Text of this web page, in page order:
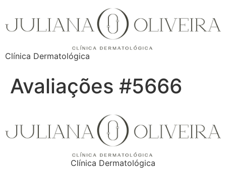
Clínica Dermatológica
Avaliações #5666
Clínica Dermatológica